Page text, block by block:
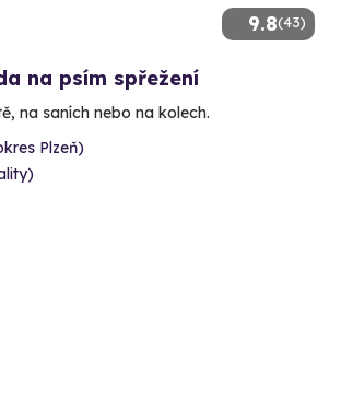
9.8(43)
na psím spřežení
na saních nebo na kolech.
Plzeň)